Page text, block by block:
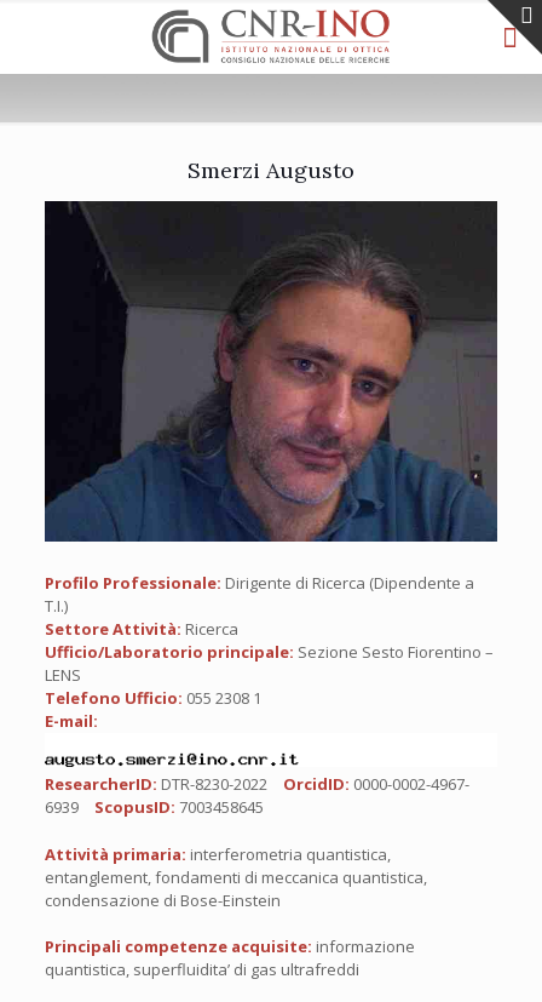
Smerzi Augusto
Profilo Professionale: Dirigente di Ricerca (Dipendente a
T.I.)
Settore Attività: Ricerca
Ufficio/Laboratorio principale: Sezione Sesto Fiorentino –
LENS
Telefono Ufficio: 055 2308 1
E-mail:
ResearcherID: DTR-8230-2022 OrcidID: 0000-0002-4967-
6939
ScopusID: 7003458645
Attività primaria: interferometria quantistica,
entanglement, fondamenti di meccanica quantistica,
condensazione di Bose-Einstein
Principali competenze acquisite: informazione
quantistica, superfluidita’ di gas ultrafreddi